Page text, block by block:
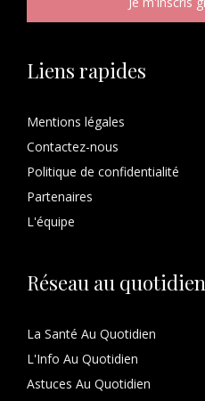
Liens rapides
Mentions légales
Contactez-nous
Politique de confidentialité
Partenaires
L'équipe
Réseau au quotidien
La Santé Au Quotidien
L'Info Au Quotidien
Astuces Au Quotidien